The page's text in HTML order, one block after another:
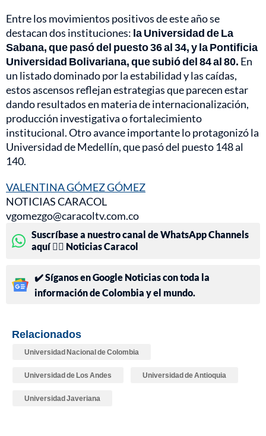
Entre los movimientos positivos de este año se
destacan dos instituciones: la Universidad de La
Sabana, que pasó del puesto 36 al 34, y la Pontificia
Universidad Bolivariana, que subió del 84 al 80. En
un listado dominado por la estabilidad y las caídas,
estos ascensos reflejan estrategias que parecen estar
dando resultados en materia de internacionalización,
producción investigativa o fortalecimiento
institucional. Otro avance importante lo protagonizó la
Universidad de Medellín, que pasó del puesto 148 al
140.
VALENTINA GÓMEZ GÓMEZ
NOTICIAS CARACOL
vgomezgo@caracoltv.com.co
Suscríbase a nuestro canal de WhatsApp Channels
aquí 👉🏻 Noticias Caracol
✔️ Síganos en Google Noticias con toda la
información de Colombia y el mundo.
Relacionados
Universidad Nacional de Colombia
Universidad de Los Andes Universidad de Antioquia
Universidad Javeriana